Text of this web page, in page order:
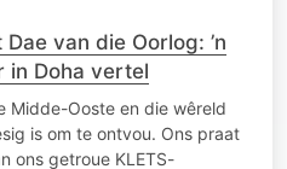
van die Oorlog: ’n
in Doha vertel
Midde-Ooste en die wêreld
is om te ontvou. Ons praat
ons getroue KLETS-